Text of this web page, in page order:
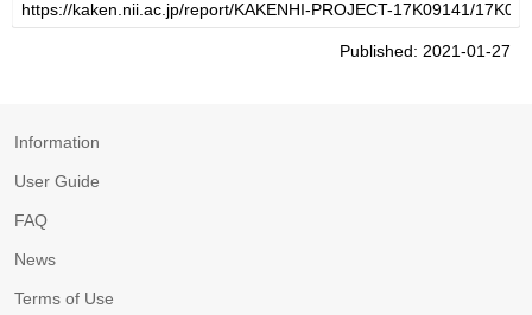
Published: 2021-01-27
Information
User Guide
FAQ
News
Terms of Use